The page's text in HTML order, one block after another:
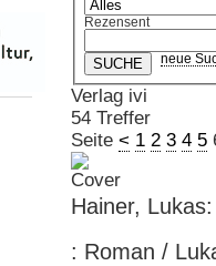
Rezensent
neue
Verlag ivi
54 Treffer
Seite < 1 2 3 4 5
Hainer,
: Roman /